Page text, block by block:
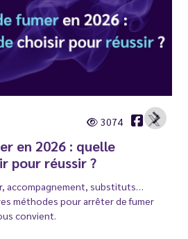
3074
en 2026 : quelle
pour réussir ?
accompagnement, substituts…
méthodes pour arrêter de fumer
convient.